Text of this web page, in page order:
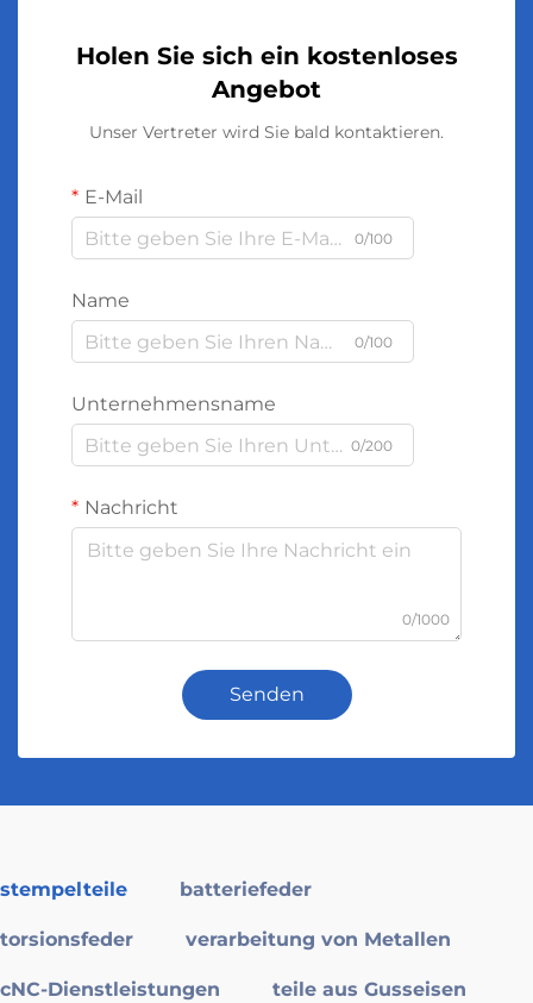
Holen Sie sich ein kostenloses
Angebot
Unser Vertreter wird Sie bald kontaktieren.
E-Mail
0/100
Name
0/100
Unternehmensname
0/200
Nachricht
0/1000
Senden
stempelteile batteriefeder
torsionsfeder verarbeitung von Metallen
cNC-Dienstleistungen teile aus Gusseisen